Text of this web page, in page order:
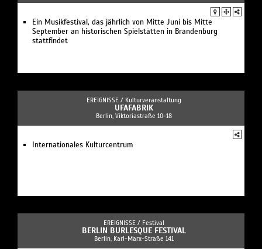
Ein Musikfestival, das jährlich von Mitte Juni bis Mitte
September an historischen Spielstätten in Brandenburg
stattfindet
EREIGNISSE / Kulturveranstaltung
UFAFABRIK
Berlin, Viktoriastraße 10-18
Internationales Kulturcentrum
EREIGNISSE / Festival
BERLIN BURLESQUE FESTIVAL
Berlin, Karl-Marx-Straße 141